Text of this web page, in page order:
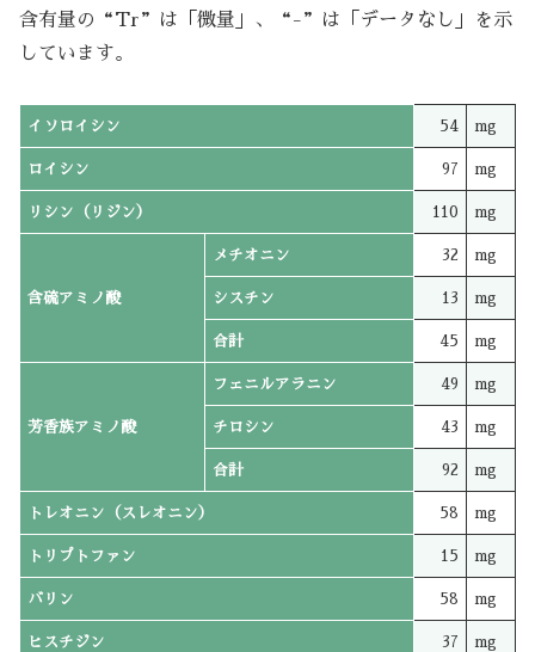
含有量の“Tr”は「微量」、“-”は「データなし」を示
しています。
イソロイシン 54 mg
ロイシン 97 mg
リシン（リジン） 110 mg
含硫アミノ酸
メチオニン 32 mg
シスチン 13 mg
合計 45 mg
芳香族アミノ酸
フェニルアラニン 49 mg
チロシン 43 mg
合計 92 mg
トレオニン（スレオニン） 58 mg
トリプトファン 15 mg
バリン 58 mg
ヒスチジン 37 mg